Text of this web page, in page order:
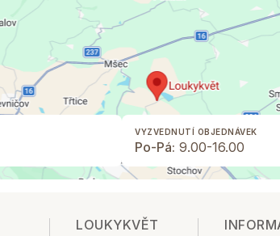
VYZVEDNUTÍ OBJEDNÁVEK
Po-Pá: 9.00-16.00
LOUKYKVĚT